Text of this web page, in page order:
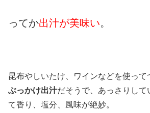
ってか出汁が美味い。
昆布やしいたけ、ワインなどを使って
ぶっかけ出汁だそうで、あっさりして
て香り、塩分、風味が絶妙。